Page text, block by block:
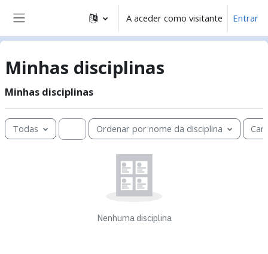
A aceder como visitante Entrar
Minhas disciplinas
Ignorar Minhas disciplinas
Minhas disciplinas
Todas Pesquisar disciplinasOrdenar por nome da disciplina
Nenhuma disciplina